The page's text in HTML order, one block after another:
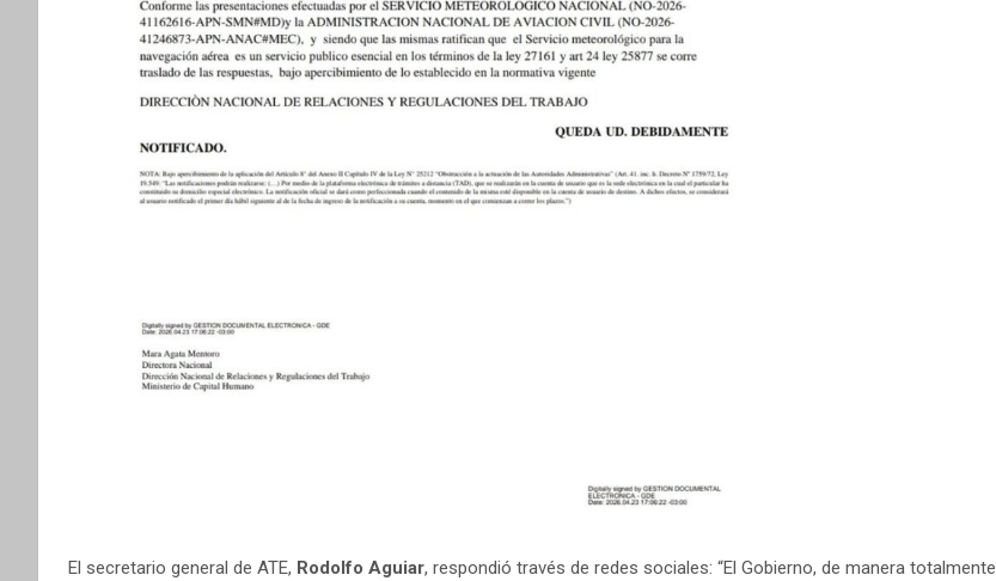
El secretario general de ATE, Rodolfo Aguiar, respondió través de redes sociales: “El Gobierno, de manera totalmente